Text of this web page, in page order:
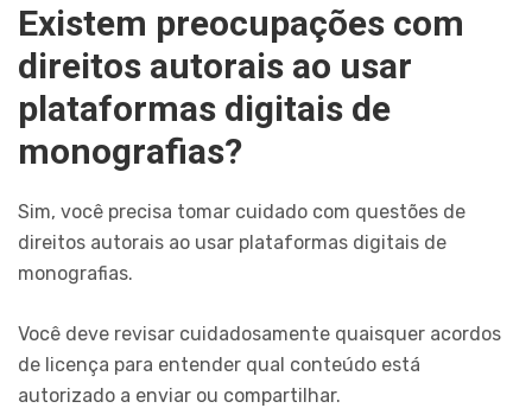
Existem preocupações com
direitos autorais ao usar
plataformas digitais de
monografias?
Sim, você precisa tomar cuidado com questões de
direitos autorais ao usar plataformas digitais de
monografias.
Você deve revisar cuidadosamente quaisquer acordos
de licença para entender qual conteúdo está
autorizado a enviar ou compartilhar.